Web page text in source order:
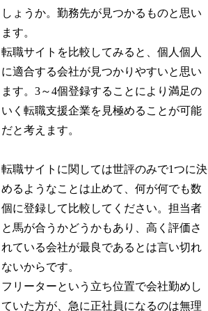
しょうか。勤務先が見つかるものと思い
ます。
転職サイトを比較してみると、個人個人
に適合する会社が見つかりやすいと思い
ます。3～4個登録することにより満足の
いく転職支援企業を見極めることが可能
だと考えます。
転職サイトに関しては世評のみで1つに決
めるようなことは止めて、何が何でも数
個に登録して比較してください。担当者
と馬が合うかどうかもあり、高く評価さ
れている会社が最良であるとは言い切れ
ないからです。
フリーターという立ち位置で会社勤めし
ていた方が、急に正社員になるのは無理